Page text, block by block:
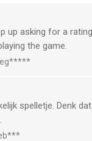
up asking for a
the game.
spelletje. Denk